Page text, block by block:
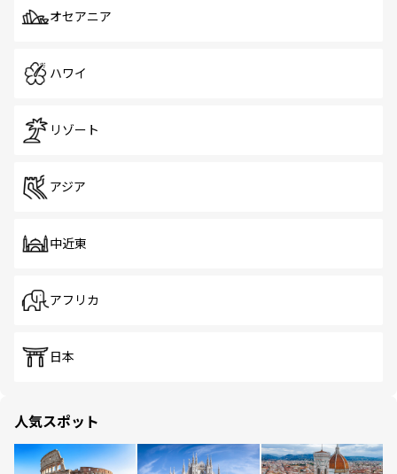
オセアニア
ハワイ
リゾート
アジア
中近東
アフリカ
日本
人気スポット